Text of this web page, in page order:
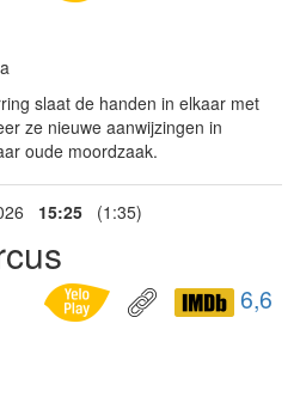
slaat de handen in elkaar met
ze nieuwe aanwijzingen in
oude moordzaak.
15:25 (1:35)
6,6